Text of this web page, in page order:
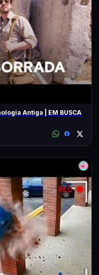
Antiga | EM BUSCA